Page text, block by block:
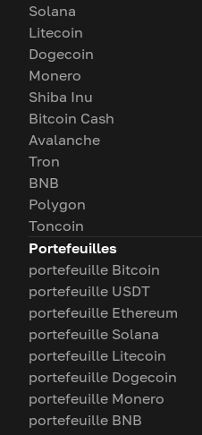
Solana
Litecoin
Dogecoin
Monero
Shiba Inu
Bitcoin Cash
Avalanche
Tron
BNB
Polygon
Toncoin
Portefeuilles
portefeuille Bitcoin
portefeuille USDT
portefeuille Ethereum
portefeuille Solana
portefeuille Litecoin
portefeuille Dogecoin
portefeuille Monero
portefeuille BNB